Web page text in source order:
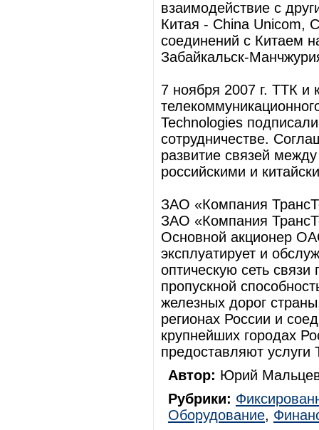
взаимодействие с
Китая - China Unicom,
соединений с Китаем
Забайкальск-
7 ноября 2007 г. ТТК и
Technologies
сотрудничестве.
развитие связей
российскими и
ЗАО «Компания
ЗАО «Компания
Основной акционер
эксплуатирует и
оптическую сеть
пропускной
железных дорог
регионах России и
крупнейших городах
предоставляют
Автор: Юрий
Рубрики:
Оборудование,